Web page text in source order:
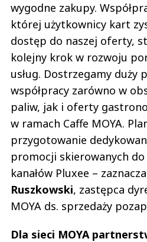
wygodne zakupy.
której użytkownicy kart
dostęp do naszej oferty,
kolejny krok w rozwoju
usług. Dostrzegamy duży
współpracy zarówno w
paliw, jak i oferty
w ramach Caffe MOYA.
przygotowanie
promocji skierowanych
kanałów Pluxee – zaznacza
Ruszkowski, zastępca
MOYA ds. sprzedaży
Dla sieci MOYA